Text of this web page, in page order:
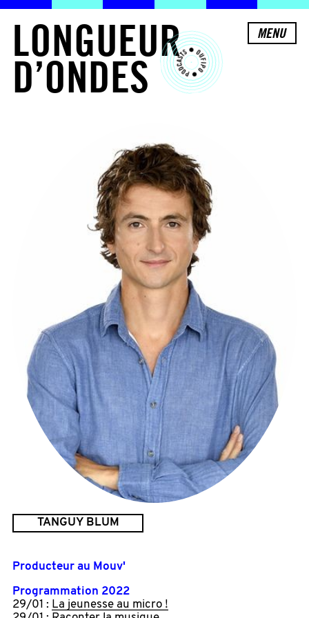
LONGUEUR
D’ONDES
MENU
TANGUY BLUM
Producteur au Mouv'
Programmation 2022
29/01 : La jeunesse au micro !